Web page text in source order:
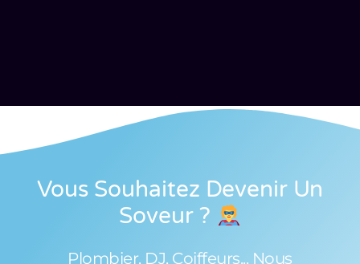
Vous Souhaitez Devenir Un
Soveur ?
Plombier, DJ, Coiffeurs... Nous